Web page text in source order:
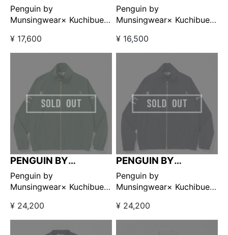
MUNSINGWEAR
Penguin by
Munsingwear× Kuchibue
リティプルオーバーベスト
ベージュ 【GO/LOOK!限定
¥ 17,600
MUNSINGWEAR
Penguin by
Munsingwear× Kuchibue
クジャガードコンフォート
ポロシャツ ベージュ
【GO/LOOK!限定販売】
¥ 16,500
PENGUIN BY
MUNSINGWEAR
Penguin by
Munsingwear× Kuchibue
トップ グリーン
【GO/LOOK!限定販売】
¥ 24,200
PENGUIN BY
MUNSINGWEAR
Penguin by
Munsingwear× Kuchibue
トップ ネイビー
【GO/LOOK!限定販売】
¥ 24,200